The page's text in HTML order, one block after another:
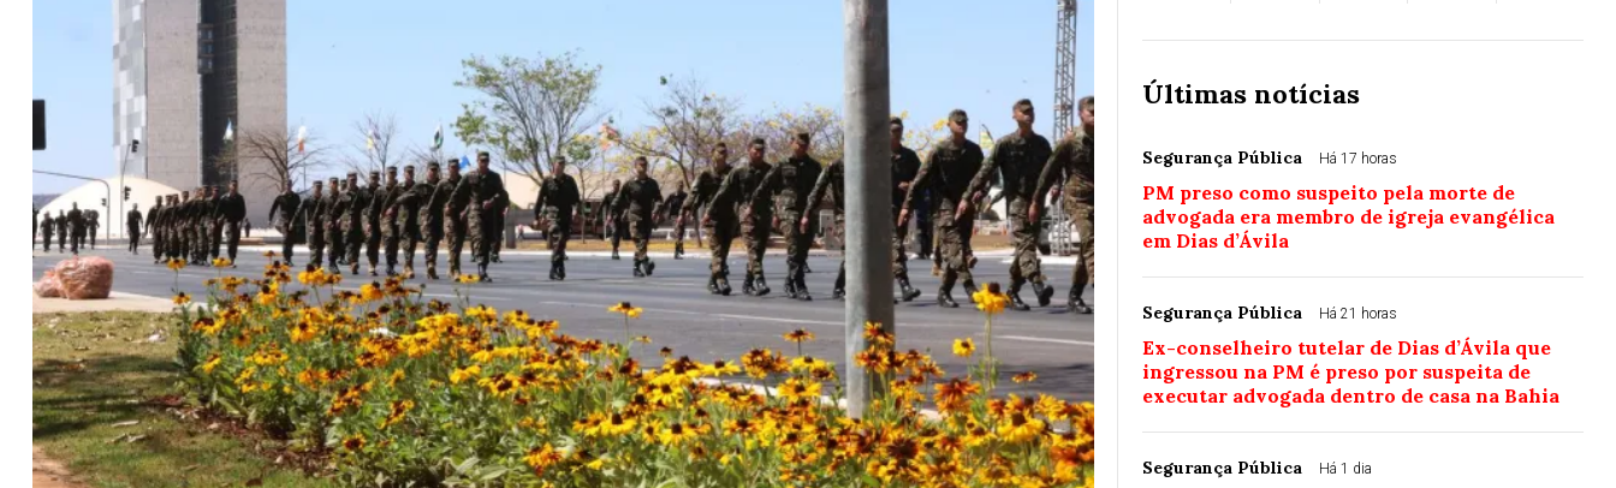
Últimas notícias
Segurança Pública Há 17 horas
PM preso como suspeito pela morte de
advogada era membro de igreja evangélica
em Dias d’Ávila
Segurança Pública Há 21 horas
Ex-conselheiro tutelar de Dias d’Ávila que
ingressou na PM é preso por suspeita de
executar advogada dentro de casa na Bahia
Segurança Pública Há 1 dia